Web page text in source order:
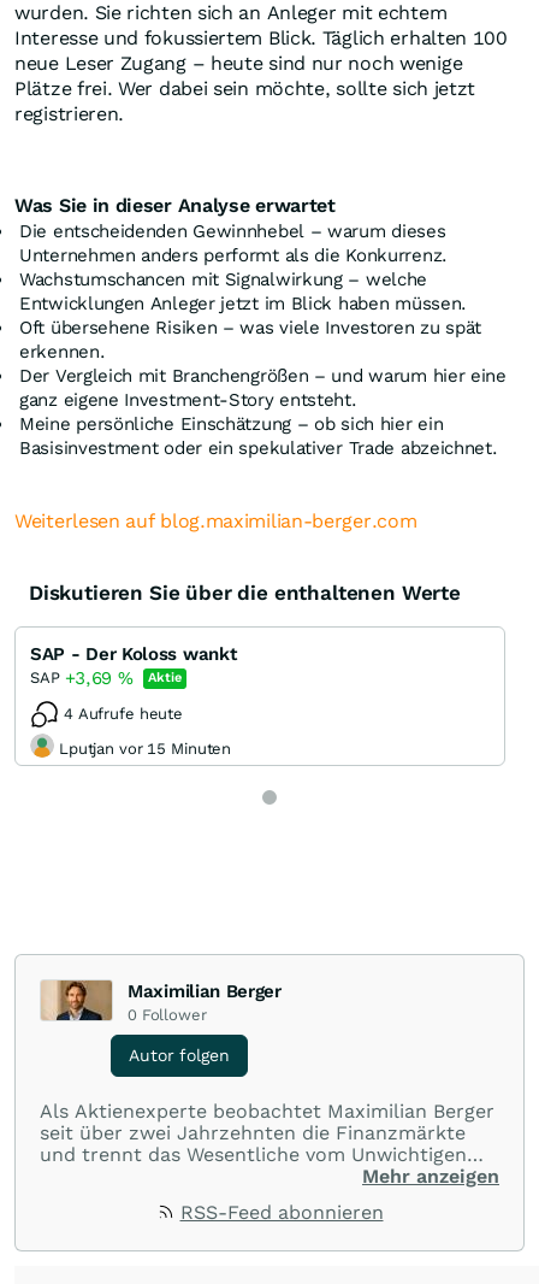
wurden. Sie richten sich an Anleger mit echtem
Interesse und fokussiertem Blick. Täglich erhalten 100
neue Leser Zugang – heute sind nur noch wenige
Plätze frei. Wer dabei sein möchte, sollte sich jetzt
registrieren.
Was Sie in dieser Analyse erwartet
Die entscheidenden Gewinnhebel – warum dieses
Unternehmen anders performt als die Konkurrenz.
Wachstumschancen mit Signalwirkung – welche
Entwicklungen Anleger jetzt im Blick haben müssen.
Oft übersehene Risiken – was viele Investoren zu spät
erkennen.
Der Vergleich mit Branchengrößen – und warum hier eine
ganz eigene Investment-Story entsteht.
Meine persönliche Einschätzung – ob sich hier ein
Basisinvestment oder ein spekulativer Trade abzeichnet.
Weiterlesen auf blog.maximilian-berger.com
Diskutieren Sie über die enthaltenen Werte
SAP - Der Koloss wankt
SAP +3,69 % Aktie
4 Aufrufe heute
Lputjan vor 15 Minuten
Maximilian Berger
0 Follower
Autor folgen
Als Aktienexperte beobachtet Maximilian Berger
seit über zwei Jahrzehnten die Finanzmärkte
und trennt das Wesentliche vom Unwichtigen
und liefert wöchentlich klare, unabhängige
und Renditen liefern.
Mehr anzeigen
RSS-Feed abonnieren